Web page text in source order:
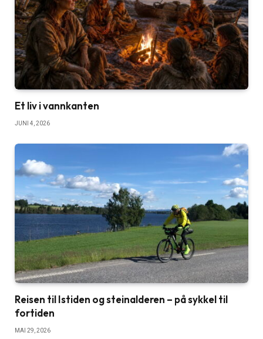
Et liv i vannkanten
JUNI 4, 2026
Reisen til Istiden og steinalderen – på sykkel til
fortiden
MAI 29, 2026